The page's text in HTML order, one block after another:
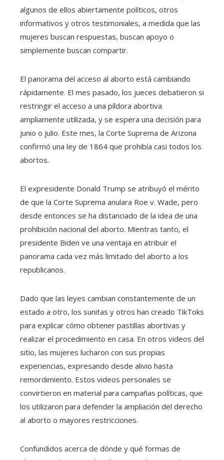
algunos de ellos abiertamente políticos, otros
informativos y otros testimoniales, a medida que las
mujeres buscan respuestas, buscan apoyo o
simplemente buscan compartir.
El panorama del acceso al aborto está cambiando
rápidamente. El mes pasado, los jueces debatieron si
restringir el acceso a una píldora abortiva
ampliamente utilizada, y se espera una decisión para
junio o julio. Este mes, la Corte Suprema de Arizona
confirmó una ley de 1864 que prohibía casi todos los
abortos.
El expresidente Donald Trump se atribuyó el mérito
de que la Corte Suprema anulara Roe v. Wade, pero
desde entonces se ha distanciado de la idea de una
prohibición nacional del aborto. Mientras tanto, el
presidente Biden ve una ventaja en atribuir el
panorama cada vez más limitado del aborto a los
republicanos.
Dado que las leyes cambian constantemente de un
estado a otro, los sunitas y otros han creado TikToks
para explicar cómo obtener pastillas abortivas y
realizar el procedimiento en casa. En otros videos del
sitio, las mujeres lucharon con sus propias
experiencias, expresando desde alivio hasta
remordimiento. Estos videos personales se
convirtieron en material para campañas políticas, que
los utilizaron para defender la ampliación del derecho
al aborto o mayores restricciones.
Confundidos acerca de dónde y qué formas de